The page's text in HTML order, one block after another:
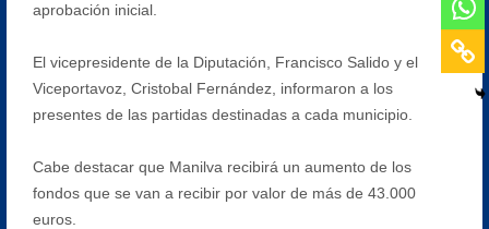
aprobación inicial.
El vicepresidente de la Diputación, Francisco Salido y el
Viceportavoz, Cristobal Fernández, informaron a los
presentes de las partidas destinadas a cada municipio.
Cabe destacar que Manilva recibirá un aumento de los
fondos que se van a recibir por valor de más de 43.000
euros.